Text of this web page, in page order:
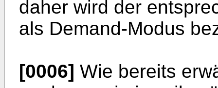
daher wird der
als Demand-Modus
[0006] Wie bereits